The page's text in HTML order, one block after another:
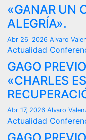
«GANAR UN
ALEGRÍA».
Abr 26, 2026 Alvaro
Actualidad
GAGO
«CHARLES
Abr 17, 2026 Alvaro
Actualidad